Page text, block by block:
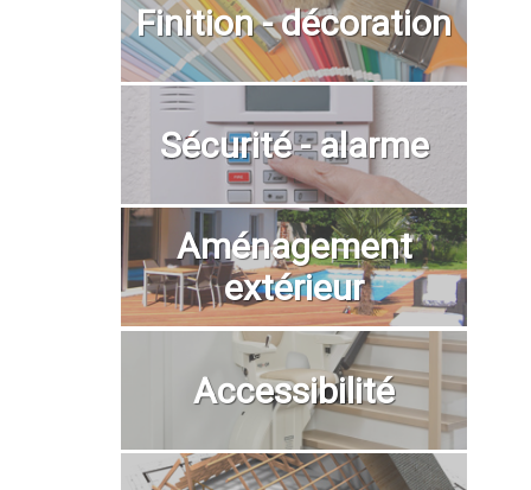
Finition - décoration
Sécurité - alarme
Aménagement
extérieur
Accessibilité